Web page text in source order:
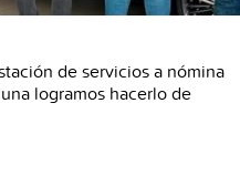
de servicios a nómina
logramos hacerlo de